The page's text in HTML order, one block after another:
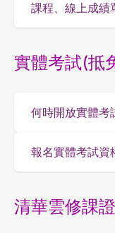
課程、線上成績
實體考試(抵
何時開放實體考
報名實體考試資
清華雲修課